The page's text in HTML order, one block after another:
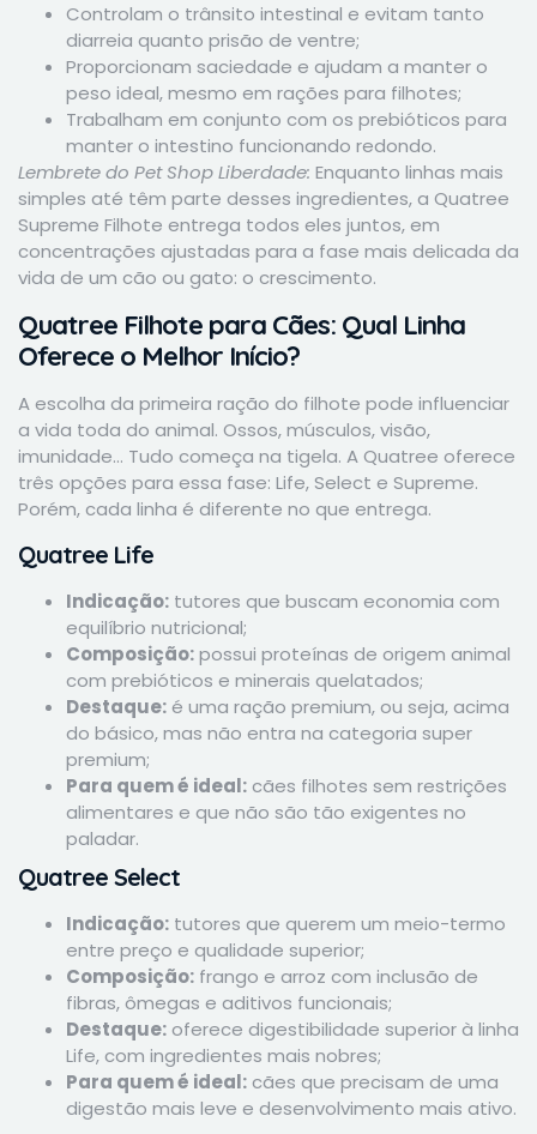
Controlam o trânsito intestinal e evitam tanto
diarreia quanto prisão de ventre;
Proporcionam saciedade e ajudam a manter o
peso ideal, mesmo em rações para filhotes;
Trabalham em conjunto com os prebióticos para
manter o intestino funcionando redondo.
Lembrete do Pet Shop Liberdade: Enquanto linhas mais
simples até têm parte desses ingredientes, a Quatree
Supreme Filhote entrega todos eles juntos, em
concentrações ajustadas para a fase mais delicada da
vida de um cão ou gato: o crescimento.
Quatree Filhote para Cães: Qual Linha
Oferece o Melhor Início?
A escolha da primeira ração do filhote pode influenciar
a vida toda do animal. Ossos, músculos, visão,
imunidade… Tudo começa na tigela. A Quatree oferece
três opções para essa fase: Life, Select e Supreme.
Porém, cada linha é diferente no que entrega.
Quatree Life
Indicação: tutores que buscam economia com
equilíbrio nutricional;
Composição:possui proteínas de origem animal
com prebióticos e minerais quelatados;
Destaque: é uma ração premium, ou seja, acima
do básico, mas não entra na categoria super
premium;
Para quem é ideal: cães filhotes sem restrições
alimentares e que não são tão exigentes no
paladar.
Quatree Select
Indicação: tutores que querem um meio-termo
entre preço e qualidade superior;
Composição: frango e arroz com inclusão de
fibras, ômegas e aditivos funcionais;
Destaque: oferece digestibilidade superior à linha
Life, com ingredientes mais nobres;
Para quem é ideal: cães que precisam de uma
digestão mais leve e desenvolvimento mais ativo.